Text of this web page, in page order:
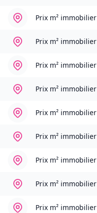
Prix m² immobilier
Prix m² immobilier
Prix m² immobilier
Prix m² immobilier
Prix m² immobilier
Prix m² immobilier
Prix m² immobilier
Prix m² immobilier
Prix m² immobilier